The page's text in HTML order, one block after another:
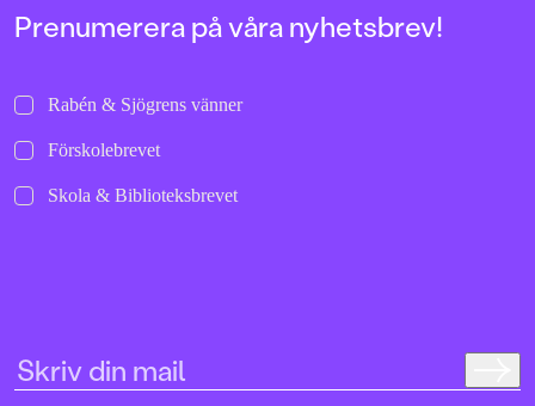
Prenumerera på våra nyhetsbrev!
Rabén & Sjögrens vänner
Förskolebrevet
Skola & Biblioteksbrevet